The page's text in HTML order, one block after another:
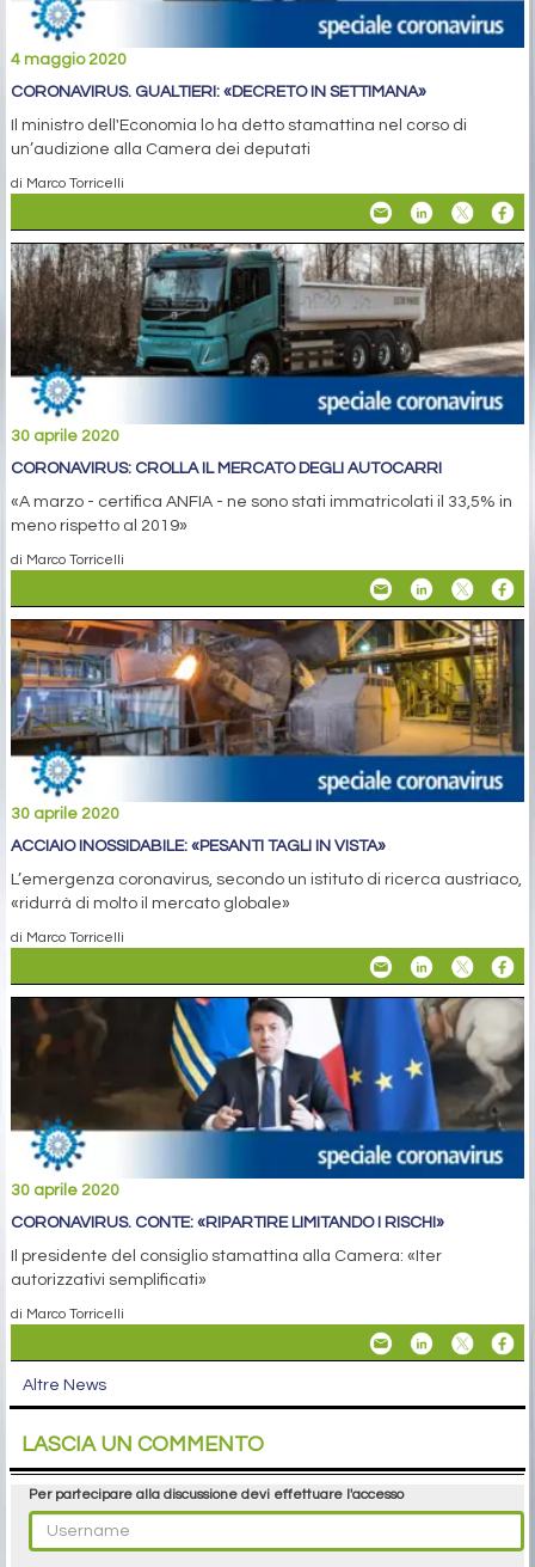
4 maggio 2020
CORONAVIRUS. GUALTIERI: «DECRETO IN SETTIMANA»
Il ministro dell'Economia lo ha detto stamattina nel corso di
un’audizione alla Camera dei deputati
di Marco Torricelli
30 aprile 2020
CORONAVIRUS: CROLLA IL MERCATO DEGLI AUTOCARRI
«A marzo - certifica ANFIA - ne sono stati immatricolati il 33,5% in
meno rispetto al 2019»
di Marco Torricelli
30 aprile 2020
ACCIAIO INOSSIDABILE: «PESANTI TAGLI IN VISTA»
L’emergenza coronavirus, secondo un istituto di ricerca austriaco,
«ridurrà di molto il mercato globale»
di Marco Torricelli
30 aprile 2020
CORONAVIRUS. CONTE: «RIPARTIRE LIMITANDO I RISCHI»
Il presidente del consiglio stamattina alla Camera: «Iter
autorizzativi semplificati»
di Marco Torricelli
Altre News
LASCIA UN COMMENTO
Per partecipare alla discussione devi effettuare l'accesso